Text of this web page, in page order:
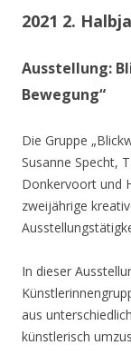
2021 2.
Ausstellung:
Bewegung“
Die Gruppe
Susanne Specht,
Donkervoort und
zweijährige
In dieser
aus
künstlerisch